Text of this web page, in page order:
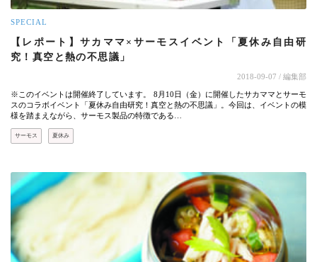
SPECIAL
【レポート】サカママ×サーモスイベント「夏休み自由研
究！真空と熱の不思議」
2018-09-07 / 編集部
※このイベントは開催終了しています。 8月10日（金）に開催したサカママとサーモ
スのコラボイベント「夏休み自由研究！真空と熱の不思議」。今回は、イベントの模
様を踏まえながら、サーモス製品の特徴である…
サーモス 夏休み